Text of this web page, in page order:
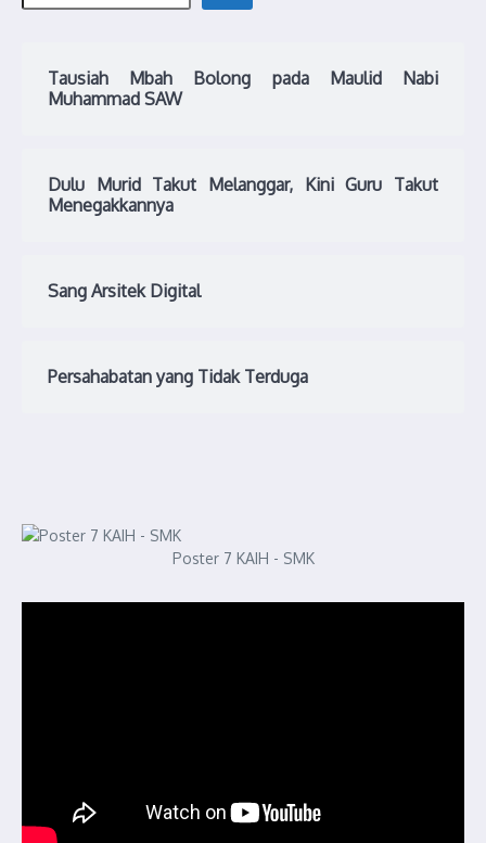
Tausiah Mbah Bolong pada Maulid Nabi
Muhammad SAW
Dulu Murid Takut Melanggar, Kini Guru Takut
Menegakkannya
Sang Arsitek Digital
Persahabatan yang Tidak Terduga
Poster 7 KAIH - SMK